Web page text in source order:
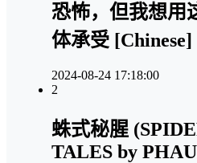
恐怖，但我想用
体承受 [Chinese]
2024-08-24 17:18:00
2
蛛式秘腥
TALES by